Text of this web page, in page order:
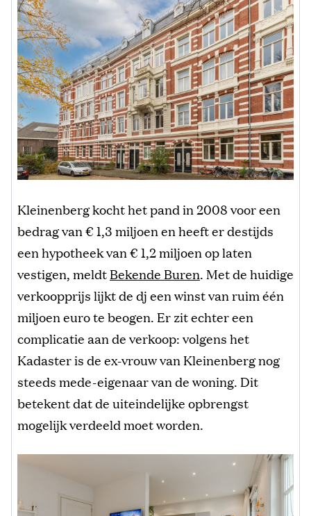
Kleinenberg kocht het pand in 2008 voor een
bedrag van € 1,3 miljoen en heeft er destijds
een hypotheek van € 1,2 miljoen op laten
vestigen, meldtBekende Buren. Met de huidige
verkoopprijs lijkt de dj een winst van ruim één
miljoen euro te beogen. Er zit echter een
complicatie aan de verkoop: volgens het
Kadaster is de ex-vrouw van Kleinenberg nog
steeds mede-eigenaar van de woning. Dit
betekent dat de uiteindelijke opbrengst
mogelijk verdeeld moet worden.